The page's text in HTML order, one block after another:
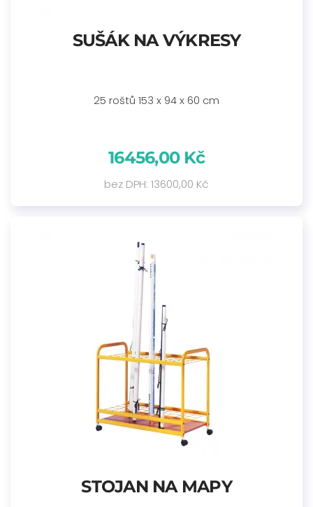
SUŠÁK NA VÝKRESY
25 roštů 153 x 94 x 60 cm
16456,00 Kč
bez DPH: 13600,00 Kč
STOJAN NA MAPY